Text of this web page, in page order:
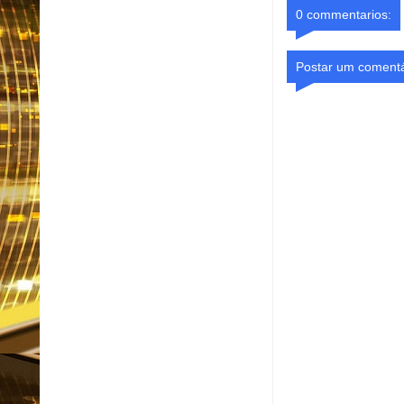
0 commentarios:
Postar um